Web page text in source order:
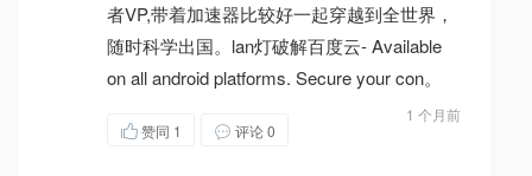
者VP,带着加速器比较好一起穿越到全世界，
随时科学出国。lan灯破解百度云- Available
on all android platforms. Secure your con。
1 个月前
赞同 1 评论 0